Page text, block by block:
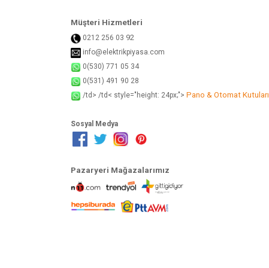
Müşteri Hizmetleri
0212 256 03 92
info@elektrikpiyasa.com
0(530) 771 05 34
0(531) 491 90 28
/td> /td< style="height: 24px;"> Pano & Otomat Kutuları
Sosyal Medya
Pazaryeri Mağazalarımız